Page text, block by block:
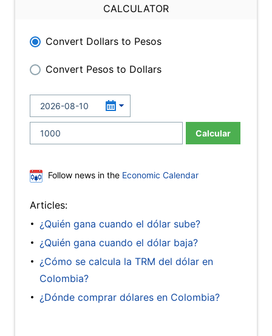
CALCULATOR
Convert Dollars to Pesos
Convert Pesos to Dollars
Calcular
Follow news in the Economic Calendar
Articles:
¿Quién gana cuando el dólar sube?
¿Quién gana cuando el dólar baja?
¿Cómo se calcula la TRM del dólar en
Colombia?
¿Dónde comprar dólares en Colombia?